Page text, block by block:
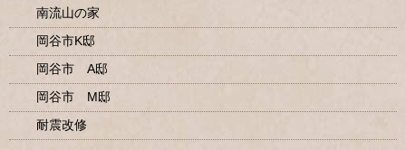
南流山の家
岡谷市K邸
岡谷市 A邸
岡谷市 M邸
耐震改修